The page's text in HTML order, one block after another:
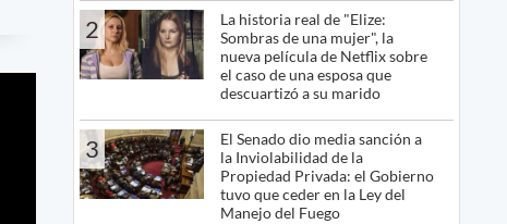
2
La historia real de "Elize:
Sombras de una mujer", la
nueva película de Netflix sobre
el caso de una esposa que
descuartizó a su marido
3
El Senado dio media sanción a
la Inviolabilidad de la
Propiedad Privada: el Gobierno
tuvo que ceder en la Ley del
Manejo del Fuego